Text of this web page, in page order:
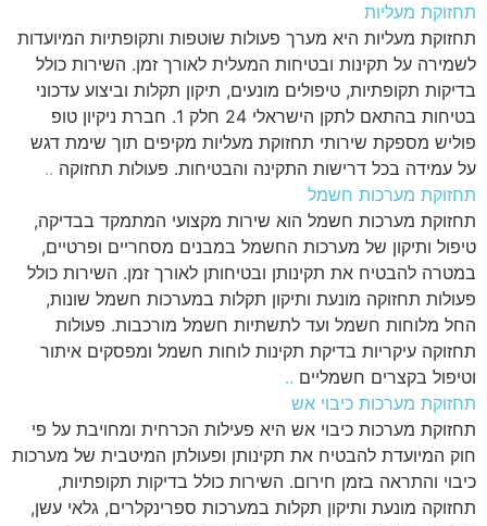
תחזוקת מעליות
תחזוקת מעליות היא מערך פעולות שוטפות ותקופתיות המיועדות
לשמירה על תקינות ובטיחות המעלית לאורך זמן. השירות כולל
בדיקות תקופתיות, טיפולים מונעים, תיקון תקלות וביצוע עדכוני
בטיחות בהתאם לתקן הישראלי 24 חלק 1. חברת ניקיון טופ
פוליש מספקת שירותי תחזוקת מעליות מקיפים תוך שימת דגש
על עמידה בכל דרישות התקינה והבטיחות. פעולות תחזוקה ..
תחזוקת מערכות חשמל
תחזוקת מערכות חשמל הוא שירות מקצועי המתמקד בבדיקה,
טיפול ותיקון של מערכות החשמל במבנים מסחריים ופרטיים,
במטרה להבטיח את תקינותן ובטיחותן לאורך זמן. השירות כולל
פעולות תחזוקה מונעת ותיקון תקלות במערכות חשמל שונות,
החל מלוחות חשמל ועד לתשתיות חשמל מורכבות. פעולות
תחזוקה עיקריות בדיקת תקינות לוחות חשמל ומפסקים איתור
וטיפול בקצרים חשמליים ..
תחזוקת מערכות כיבוי אש
תחזוקת מערכות כיבוי אש היא פעילות הכרחית ומחויבת על פי
חוק המיועדת להבטיח את תקינותן ופעולתן המיטבית של מערכות
כיבוי והתראה בזמן חירום. השירות כולל בדיקות תקופתיות,
תחזוקה מונעת ותיקון תקלות במערכות ספרינקלרים, גלאי עשן,